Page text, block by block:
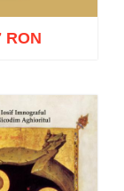
coș Wishlist
RON